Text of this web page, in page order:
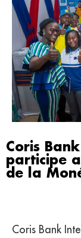
Coris
participe
de la
Coris Bank